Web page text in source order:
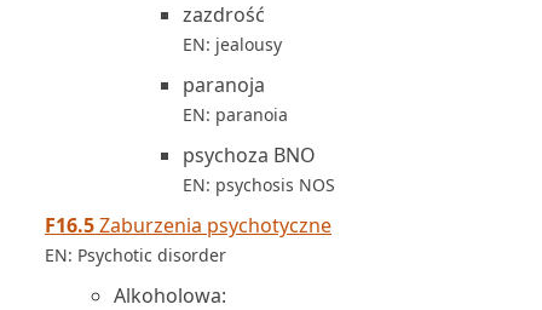
zazdrość
EN: jealousy
paranoja
EN: paranoia
psychoza BNO
EN: psychosis NOS
F16.5Zaburzenia psychotyczne
EN: Psychotic disorder
Alkoholowa: